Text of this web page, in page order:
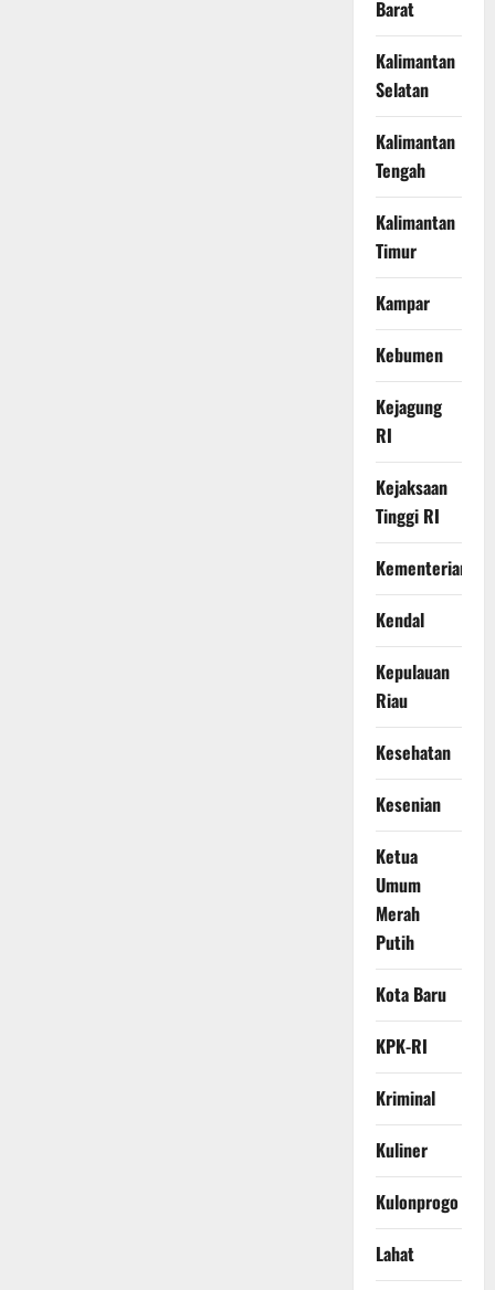
Barat
Kalimantan
Selatan
Kalimantan
Tengah
Kalimantan
Timur
Kampar
Kebumen
Kejagung
RI
Kejaksaan
Tinggi RI
Kementerian
Kendal
Kepulauan
Riau
Kesehatan
Kesenian
Ketua
Umum
Merah
Putih
Kota Baru
KPK-RI
Kriminal
Kuliner
Kulonprogo
Lahat